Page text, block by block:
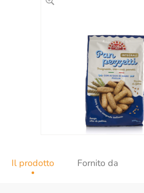
Il prodotto Fornito da